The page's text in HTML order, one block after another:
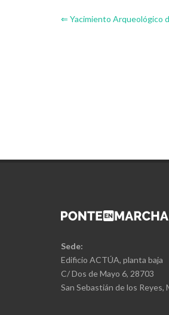
⇐ Yacimiento Arqueológico
Sede:
Edificio ACTÚA, planta baja
C/ Dos de Mayo 6, 28703
San Sebastián de los Reyes,